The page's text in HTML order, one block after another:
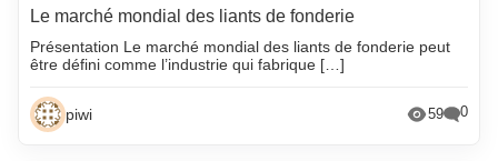
Le marché mondial des liants de fonderie
Présentation Le marché mondial des liants de fonderie peut
être défini comme l’industrie qui fabrique […]
piwi 59 0